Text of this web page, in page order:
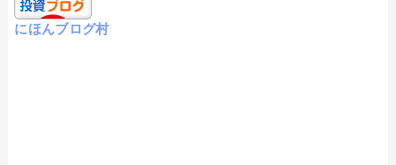
にほんブログ村